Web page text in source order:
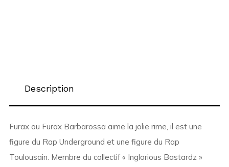
Description
Furax ou Furax Barbarossa aime la jolie rime, il est une
figure du Rap Underground et une figure du Rap
Toulousain. Membre du collectif « Inglorious Bastardz »